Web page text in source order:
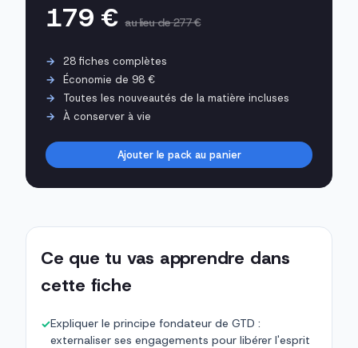
179 €au lieu de 277 €
28 fiches complètes
Économie de 98 €
Toutes les nouveautés de la matière incluses
À conserver à vie
Ajouter le pack au panier
Ce que tu vas apprendre dans
cette fiche
✓Expliquer le principe fondateur de GTD :
externaliser ses engagements pour libérer l'esprit